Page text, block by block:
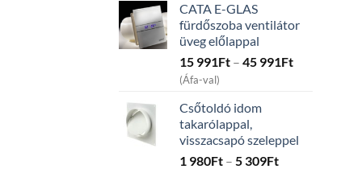
through
188Ft
CATA E-GLAS
fürdőszoba ventilátor
üveg előlappal
15 991Ft – 45 991FtPrice
45
(Áfa-val)
Csőtoldó idom
takarólappal,
visszacsapó szeleppel
1 980Ft – 5 309FtPrice